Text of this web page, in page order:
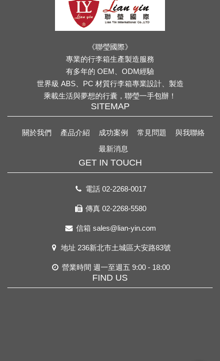
《聯瑩國際》
專業的行李箱生產製造服務
有多年的 OEM、ODM經驗
世界級 ABS、PC 材質行李箱專業設計、製造
乘載生活與夢想的行囊，聯瑩一手包辦！
SITEMAP
關於我們 產品介紹 成功案例 常見問題
與我聯絡
最新消息
GET IN TOUCH
電話 02-2268-0017
傳真 02-2268-5580
信箱 sales@lian-yin.com
地址 236新北市土城區大安路83號
營業時間 週一至週五 9:00 - 18:00
FIND US